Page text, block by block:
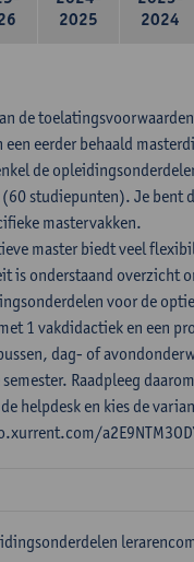
2025
2024
de
een eerder behaald
de
studiepunten). Je bent
mastervakken.
master biedt veel
is onderstaand overzicht
voor de
1 vakdidactiek en een
dag- of
Raadpleeg
helpdesk en kies de